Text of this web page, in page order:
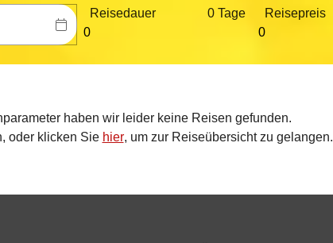
Reisedauer 0 Tage Reisepreis
haben wir leider keine Reisen gefunden.
oder klicken Sie hier, um zur Reiseübersicht zu gelangen.